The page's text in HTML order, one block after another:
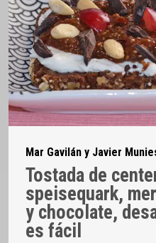
Mar Gavilán y Javier
Tostada de
speisequark,
y chocolate,
es fácil